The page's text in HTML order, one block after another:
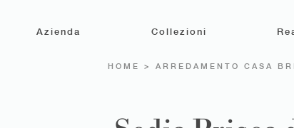
Azienda Collezioni
HOME > ARREDAMENTO CASA